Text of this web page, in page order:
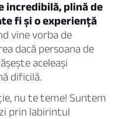
incredibilă, plină de
fi și o experiență
vine vorba de
dacă persoana de
aceleași
dificilă.
nu te teme! Suntem
prin labirintul